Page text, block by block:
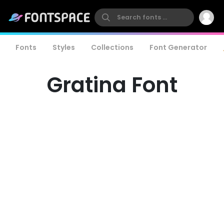
Fonts Styles Collections Font Generator
Gratina Font